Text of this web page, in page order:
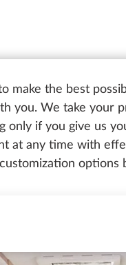
make the best
you. We take your
only if you give us
at any time with
options